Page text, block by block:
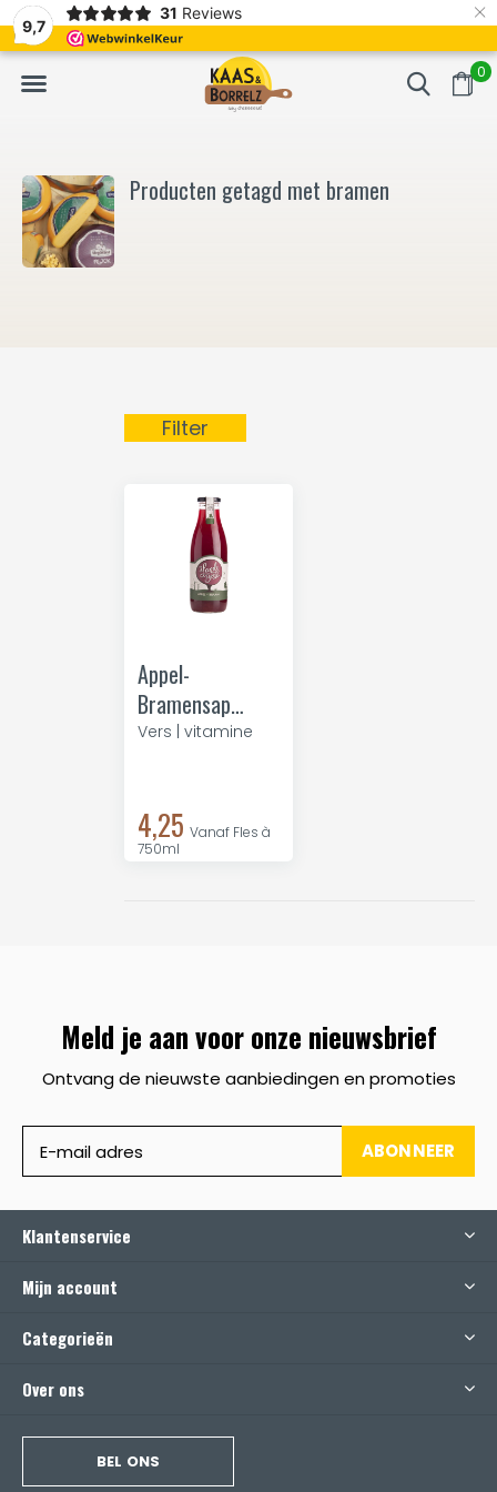
9,7
31 Reviews ×
0
Vers van het mes en gevacumeerd Vaak volgende
Producten getagd met bramen
Filter
Appel-
Bramensap
750ml
Vers | vitamine
4,25 Vanaf Fles à
750ml
Meld je aan voor onze nieuwsbrief
Ontvang de nieuwste aanbiedingen en promoties
ABONNEER
Klantenservice
Mijn account
Categorieën
Over ons
BEL ONS